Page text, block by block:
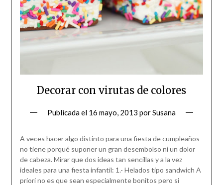
Decorar con virutas de colores
Publicada el 16 mayo, 2013 porSusana
A veces hacer algo distinto para una fiesta de cumpleaños
no tiene porqué suponer un gran desembolso ni un dolor
de cabeza. Mirar que dos ideas tan sencillas y a la vez
ideales para una fiesta infantil: 1.- Helados tipo sandwich A
priori no es que sean especialmente bonitos pero si